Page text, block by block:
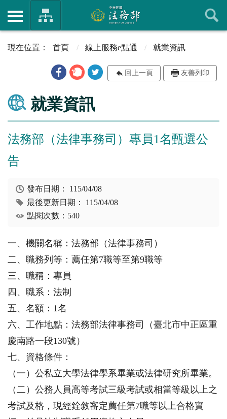
首頁 線上服務e點通 就業資訊
回上一頁 友善列印
就業資訊
法務部（法律事務司）專員1名甄選公
告
發布日期： 115/04/08
最後更新日期： 115/04/08
點閱次數：540
一、機關名稱：法務部（法律事務司）
二、職務列等：薦任第7職等至第9職等
三、職稱：專員
四、職系：法制
五、名額：1名
六、工作地點：法務部法律事務司（臺北市中正區重
慶南路一段130號）
七、資格條件：
（一）公私立大學法律學系畢業或法律研究所畢業。
（二）公務人員高等考試三級考試或相當等級以上之
考試及格，現經銓敘審定薦任第7職等以上合格實